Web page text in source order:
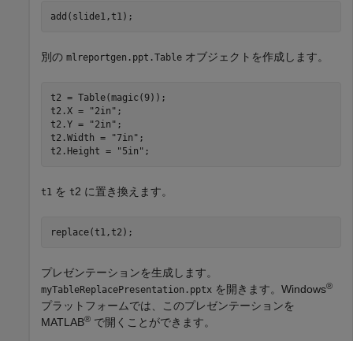
別の mlreportgen.ppt.Table オブジェクトを作成します。
t2 = Table(magic(9));
t2.X =
"2in" ;
t2.Y =
"2in" ;
t2.Width =
"7in" ;
t2.Height =
"5in" ;
t1 を t2 に置き換えます。
replace(t1,t2);
プレゼンテーションを生成します。
myTableReplacePresentation.pptx を開きます。Windows®
プラットフォームでは、このプレゼンテーションを
MATLAB® で開くことができます。